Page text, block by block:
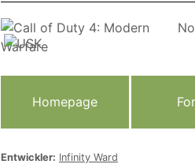
Homepage
Entwickler: Infinity Ward